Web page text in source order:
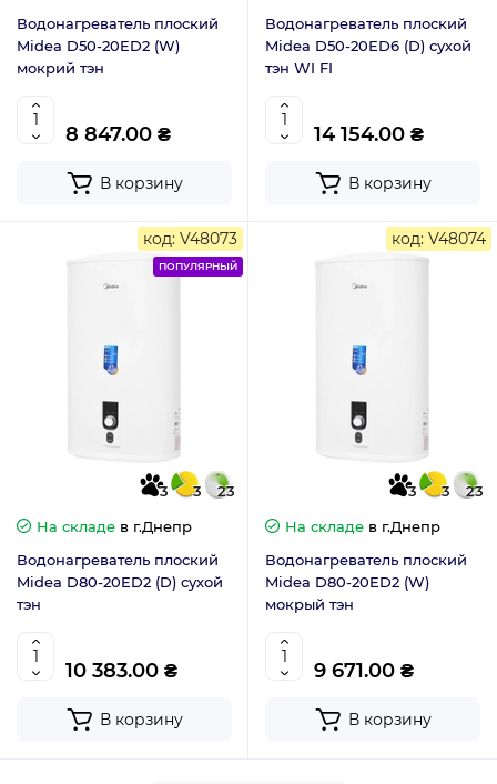
Водонагреватель плоский
Midea D50-20ED2 (W)
мокрий тэн
8 847.00 ₴
В корзину
Водонагреватель плоский
Midea D50-20ED6 (D) сухой
тэн WI FI
14 154.00 ₴
В корзину
код: V48073
3 3 23
ПОПУЛЯРНЫЙ
На складе в г.Днепр
Водонагреватель плоский
Midea D80-20ED2 (D) сухой
тэн
10 383.00 ₴
В корзину
код: V48074
3 3
23
На складе в г.Днепр
Водонагреватель плоский
Midea D80-20ED2 (W)
мокрый тэн
9 671.00 ₴
В корзину